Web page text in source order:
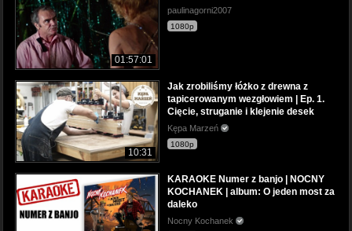
01:57:01
paulinagorni2007
1080p
10:31
Jak zrobiliśmy łóżko z drewna z
tapicerowanym wezgłowiem | Ep. 1.
Cięcie, struganie i klejenie desek
Kępa Marzeń
1080p
KARAOKE Numer z banjo | NOCNY
KOCHANEK | album: O jeden most za
daleko
Nocny Kochanek